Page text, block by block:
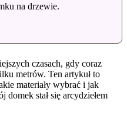
na drzewie.
czasach, gdy coraz
metrów. Ten artykuł to
materiały wybrać i jak
stał się arcydziełem